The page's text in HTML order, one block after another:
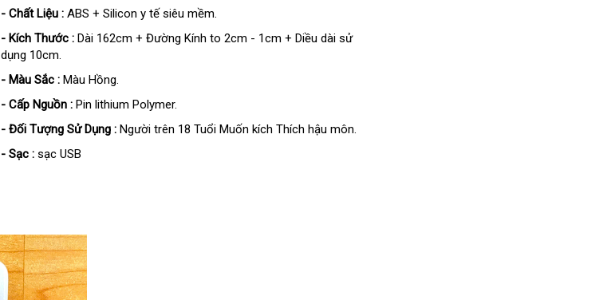
- Chất Liệu :ABS + Silicon y tế siêu mềm.
- Kích Thước :Dài 162cm + Đường Kính to 2cm - 1cm + Diều dài sử
dụng 10cm.
- Màu Sắc : Màu Hồng.
- Cấp Nguồn :Pin lithium Polymer.
- Đối Tượng Sử Dụng :Người trên 18 Tuổi Muốn kích Thích hậu môn.
- Sạc :sạc USB